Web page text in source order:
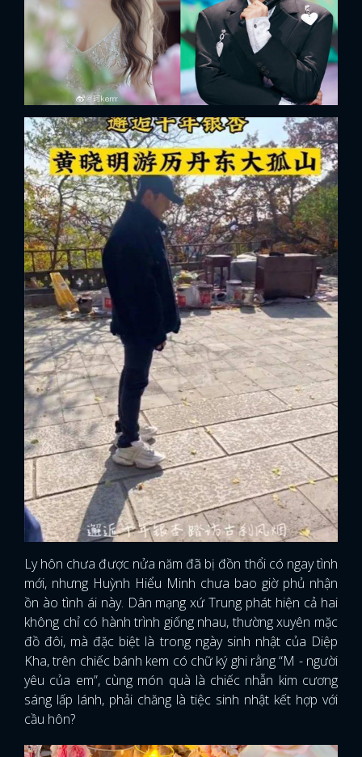
Ly hôn chưa được nửa năm đã bị đồn thổi có ngay tình
mới, nhưng Huỳnh Hiểu Minh chưa bao giờ phủ nhận
ồn ào tình ái này. Dân mạng xứ Trung phát hiện cả hai
không chỉ có hành trình giống nhau, thường xuyên mặc
đồ đôi, mà đặc biệt là trong ngày sinh nhật của Diệp
Kha, trên chiếc bánh kem có chữ ký ghi rằng “M - người
yêu của em”, cùng món quà là chiếc nhẫn kim cương
sáng lấp lánh, phải chăng là tiệc sinh nhật kết hợp với
cầu hôn?